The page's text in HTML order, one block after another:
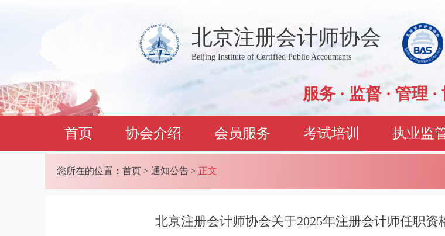
北京注册会计师协会
Beijing Institute of Certified Public Accountants
服务 · 监督 · 管理 ·
首页 协会介绍 会员服务 考试培训 执业监
您所在的位置： 首页 > 通知公告 > 正文
北京注册会计师协会关于2025年注册会计师任职